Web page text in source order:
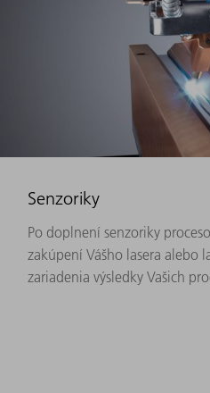
Senzoriky
Po doplnení senzoriky
zakúpení Vášho lasera alebo
zariadenia výsledky Vašich